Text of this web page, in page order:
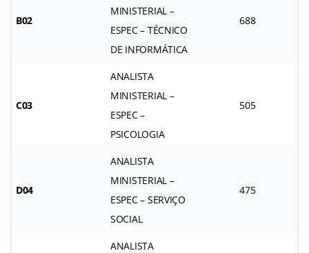
B02
MINISTERIAL –
ESPEC – TÉCNICO
DE INFORMÁTICA
688
C03
ANALISTA
MINISTERIAL –
ESPEC –
PSICOLOGIA
505
D04
ANALISTA
MINISTERIAL –
ESPEC – SERVIÇO
SOCIAL
475
ANALISTA